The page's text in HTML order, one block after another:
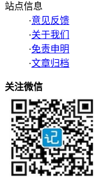
站点信息
·意见反馈
·关于我们
·免责申明
·文章归档
关注微信